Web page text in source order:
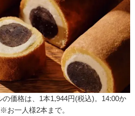
の価格は、1本1,944円(税込)。14:00か
お一人様2本まで。